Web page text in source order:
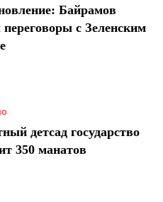
Байрамов
переговоры с Зеленским
детсад государство
350 манатов